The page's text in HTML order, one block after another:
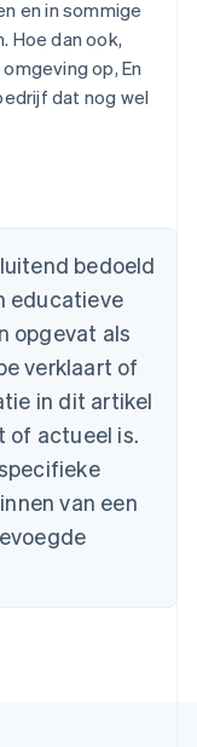
en in sommige
Hoe dan ook,
op, En
dat nog wel
bedoeld
educatieve
opgevat als
verklaart of
in dit artikel
of actueel is.
van een